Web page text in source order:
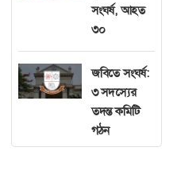
সংঘর্ষ, আহত
৩০
জবিতে সংঘর্ষ:
৩ সদস্যের
তদন্ত কমিটি
গঠন